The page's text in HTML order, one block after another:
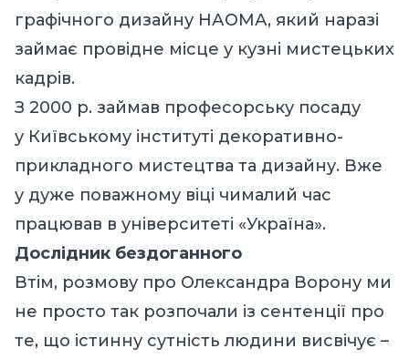
графічного дизайну НАОМА, який наразі
займає провідне місце у кузні мистецьких
кадрів.
З 2000 р. займав професорську посаду
у Київському інституті декоративно-
прикладного мистецтва та дизайну. Вже
у дуже поважному віці чималий час
працював в університеті «Україна».
Дослідник бездоганного
Втім, розмову про Олександра Ворону ми
не просто так розпочали із сентенції про
те, що істинну сутність людини висвічує –